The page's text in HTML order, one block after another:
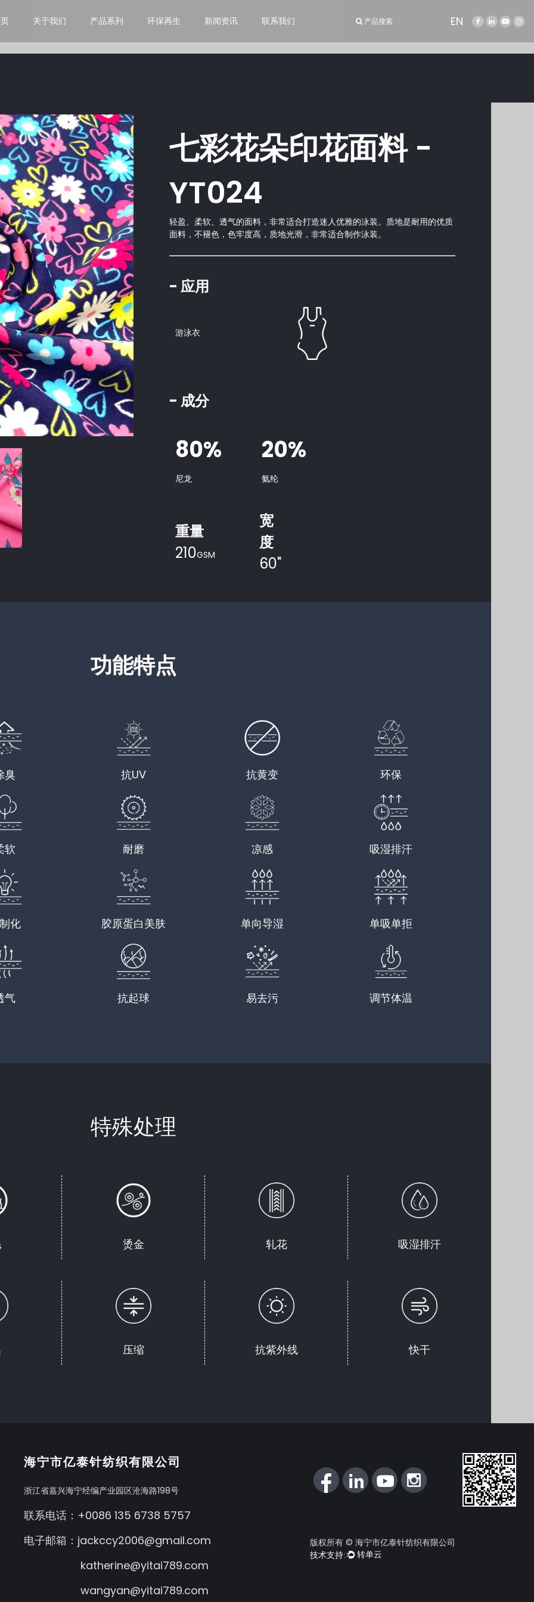
关于我们 产品系列 环保再生 新闻资讯 联系我们 产品搜索 EN
七彩花朵印花面料 -
YT024
轻盈、柔软、透气的面料，非常适合打造迷人优雅的泳装。质地是耐用的优质
面料，不褪色，色牢度高，质地光滑，非常适合制作泳装。
- 应用
游泳衣
- 成分
80%
尼龙
20%
氨纶
重量
210GSM
宽
度
60"
功能特点
臭 抗UV 抗黄变 环保
软 耐磨 凉感 吸湿排汗
化 胶原蛋白美肤 单向导湿 单吸单拒
气 抗起球 易去污 调节体温
特殊处理
烫金 轧花 吸湿排汗
压缩 抗紫外线 快干
海宁市亿泰针纺织有限公司
浙江省嘉兴海宁经编产业园区沧海路198号
联系电话：+0086 135 6738 5757
电子邮箱： jackccy2006@gmail.com
katherine@yitai789.com
wangyan@yitai789.com
版权所有 © 海宁市亿泰针纺织有限公司